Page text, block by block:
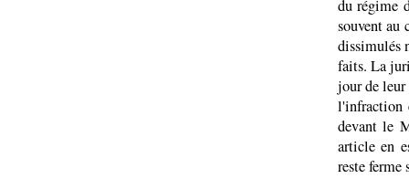
du régime
souvent au
dissimulés
faits. La
jour de
l'infraction
devant le
article en
reste